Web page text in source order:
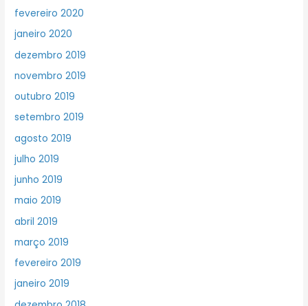
fevereiro 2020
janeiro 2020
dezembro 2019
novembro 2019
outubro 2019
setembro 2019
agosto 2019
julho 2019
junho 2019
maio 2019
abril 2019
março 2019
fevereiro 2019
janeiro 2019